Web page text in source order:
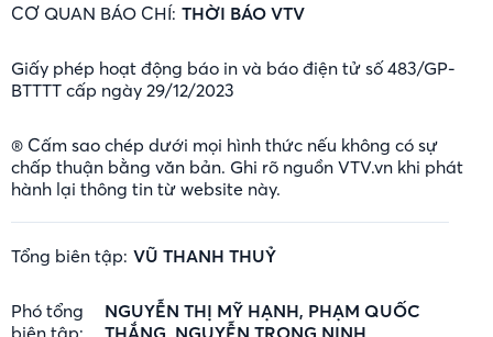
CƠ QUAN BÁO CHÍ: THỜI BÁO VTV
Giấy phép hoạt động báo in và báo điện tử số 483/GP-
BTTTT cấp ngày 29/12/2023
® Cấm sao chép dưới mọi hình thức nếu không có sự
chấp thuận bằng văn bản. Ghi rõ nguồn VTV.vn khi phát
hành lại thông tin từ website này.
Tổng biên tập: VŨ THANH THUỶ
Phó tổng
biên tập:
NGUYỄN THỊ MỸ HẠNH, PHẠM QUỐC
THẮNG, NGUYỄN TRỌNG NINH